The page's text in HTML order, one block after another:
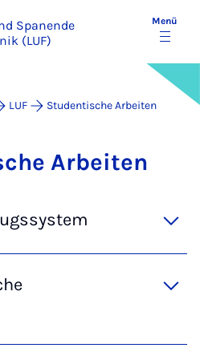
Spanende
(LUF)
Menü
LUF Stu­­den­ti­­sche Ar­­bei­ten
Ar­­bei­ten